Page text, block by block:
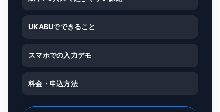
UKABUでできること
スマホでの入力デモ
料金・申込方法